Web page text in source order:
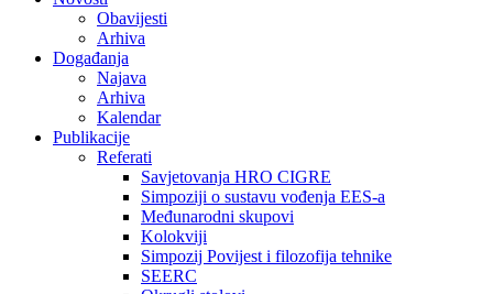
Obavijesti
Arhiva
Događanja
Najava
Arhiva
Kalendar
Publikacije
Referati
Savjetovanja HRO CIGRE
Simpoziji o sustavu vođenja EES-a
Međunarodni skupovi
Kolokviji​
Simpozij Povijest i filozofija tehnike
SEERC